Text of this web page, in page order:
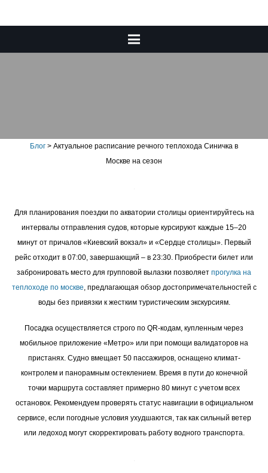
Блог > Актуальное расписание речного теплохода Синичка в
Москве на сезон
Для планирования поездки по акватории столицы ориентируйтесь на
интервалы отправления судов, которые курсируют каждые 15–20
минут от причалов «Киевский вокзал» и «Сердце столицы». Первый
рейс отходит в 07:00, завершающий – в 23:30. Приобрести билет или
забронировать место для групповой вылазки позволяет прогулка на
теплоходе по москве, предлагающая обзор достопримечательностей с
воды без привязки к жестким туристическим экскурсиям.
Посадка осуществляется строго по QR-кодам, купленным через
мобильное приложение «Метро» или при помощи валидаторов на
пристанях. Судно вмещает 50 пассажиров, оснащено климат-
контролем и панорамным остеклением. Время в пути до конечной
точки маршрута составляет примерно 80 минут с учетом всех
остановок. Рекомендуем проверять статус навигации в официальном
сервисе, если погодные условия ухудшаются, так как сильный ветер
или ледоход могут скорректировать работу водного транспорта.